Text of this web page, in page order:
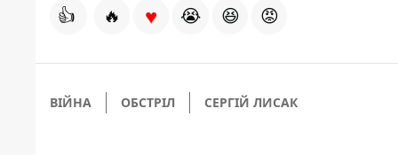
👍 🔥 ♥ 😭 😆 😡
ВІЙНА ОБСТРІЛ СЕРГІЙ ЛИСАК